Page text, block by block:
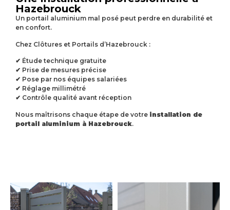
Hazebrouck
Un portail aluminium mal posé peut perdre en durabilité et
en confort.
Chez Clôtures et Portails d’Hazebrouck :
✔ Étude technique gratuite
✔ Prise de mesures précise
✔ Pose par nos équipes salariées
✔ Réglage millimétré
✔ Contrôle qualité avant réception
Nous maîtrisons chaque étape de votre installation de
portail aluminium à Hazebrouck.